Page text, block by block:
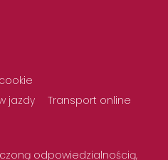
jazdy
Transport online
odpowiedzialnością,